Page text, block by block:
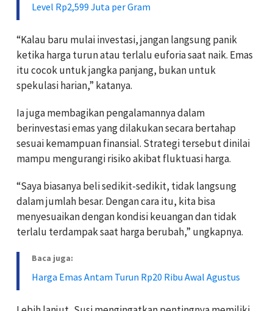
Level Rp2,599 Juta per Gram
“Kalau baru mulai investasi, jangan langsung panik
ketika harga turun atau terlalu euforia saat naik. Emas
itu cocok untuk jangka panjang, bukan untuk
spekulasi harian,” katanya.
Ia juga membagikan pengalamannya dalam
berinvestasi emas yang dilakukan secara bertahap
sesuai kemampuan finansial. Strategi tersebut dinilai
mampu mengurangi risiko akibat fluktuasi harga.
“Saya biasanya beli sedikit-sedikit, tidak langsung
dalam jumlah besar. Dengan cara itu, kita bisa
menyesuaikan dengan kondisi keuangan dan tidak
terlalu terdampak saat harga berubah,” ungkapnya.
Baca juga:
Harga Emas Antam Turun Rp20 Ribu Awal Agustus